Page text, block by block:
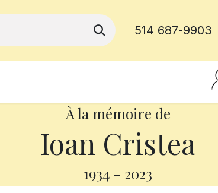
514 687-9903
À la mémoire de
Ioan Cristea
1934 - 2023